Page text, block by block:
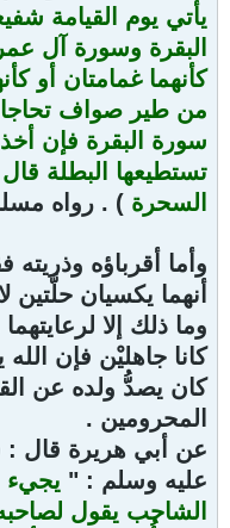
يأتي يوم القيامة
البقرة وسورة آل
كأنهما غمامتان أو
من طير صواف
سورة البقرة فإن
تستطيعها البطلة
السحرة ) . رواه مسلم ( 804 ) ،
وأما أقرباؤه وذريته
أنهما يكسيان حلَّتين
وما ذلك إلا
كانا جاهليْن فإن
كان يصدُّ ولده عن
المحرومين .
عن أبي هريرة قال :
عليه وسلم : " يجيء
الشاحب يقول